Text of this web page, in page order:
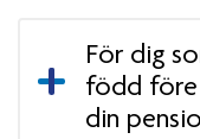
För dig
född före
din